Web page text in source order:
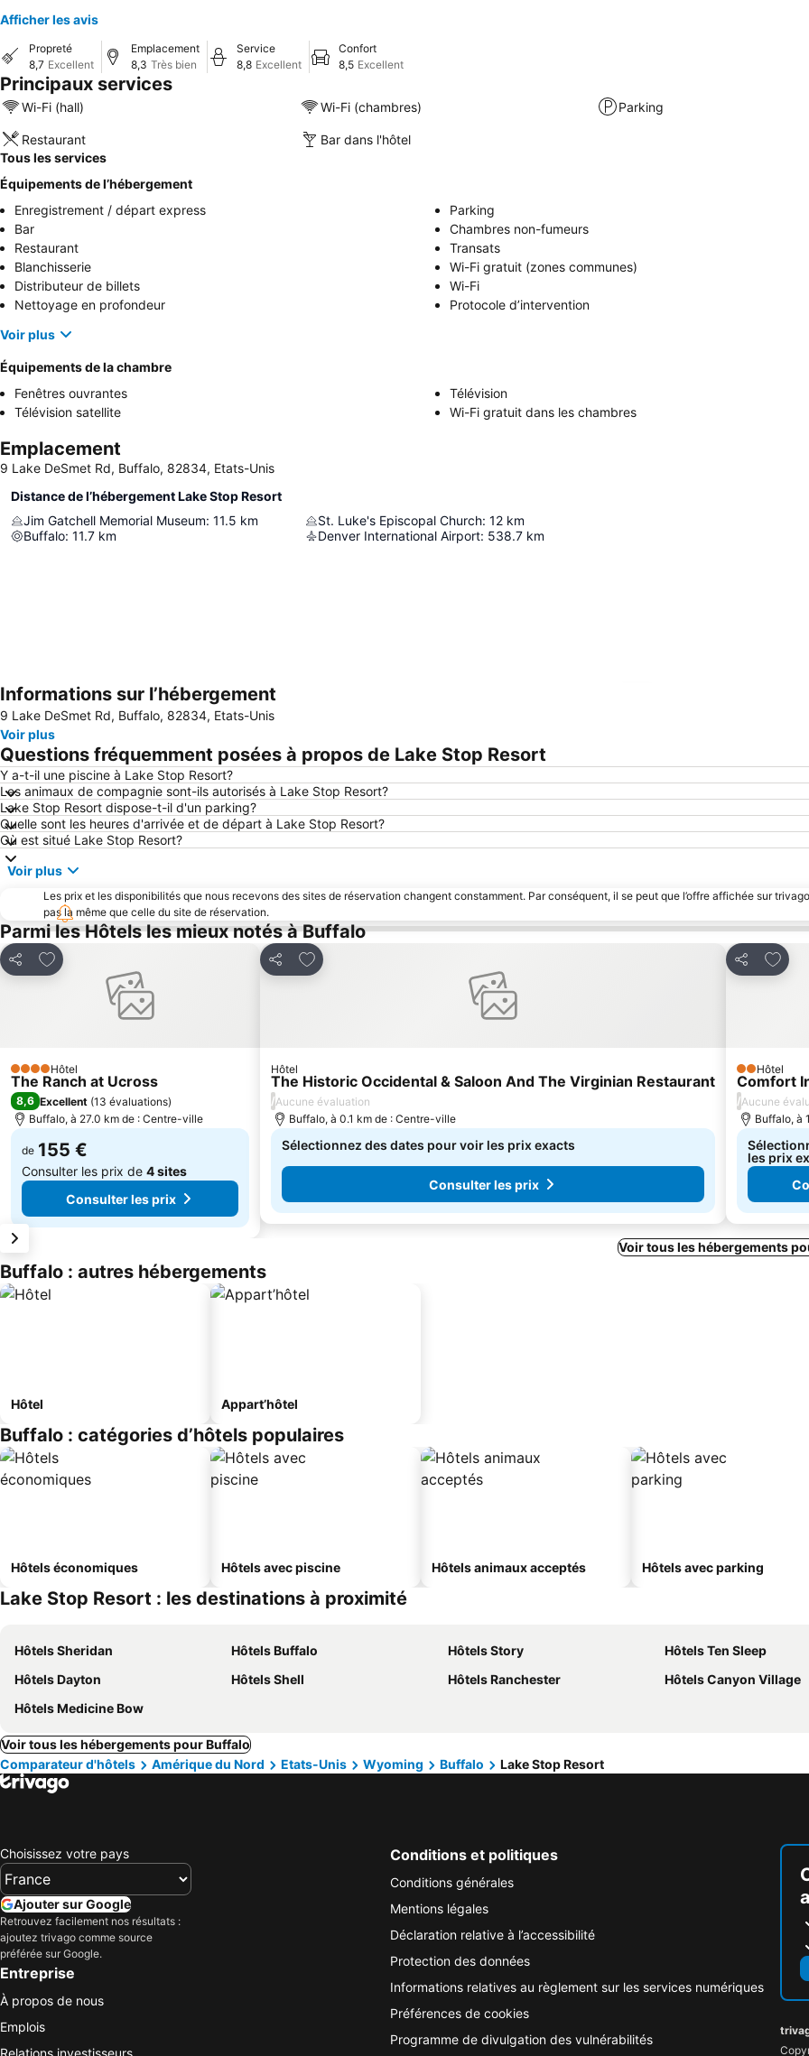
Afficher les avis
Propreté
8,7 Excellent
Emplacement
8,3 Très bien
Service
8,8 Excellent
Confort
8,5 Excellent
Principaux services
Wi-Fi (hall) Wi-Fi (chambres) Parking
Restaurant
Bar dans l'hôtel
Tous les services
Équipements de l’hébergement
Enregistrement / départ express
Parking
Bar
Chambres non-fumeurs
Restaurant
Transats
Blanchisserie
Wi-Fi gratuit (zones communes)
Distributeur de billets
Wi-Fi
Nettoyage en profondeur
Protocole d’intervention
Voir plus
Équipements de la chambre
Fenêtres ouvrantes
Télévision
Télévision satellite
Wi-Fi gratuit dans les chambres
Emplacement
9 Lake DeSmet Rd, Buffalo, 82834, Etats-Unis
Distance de l’hébergement Lake Stop Resort
Jim Gatchell Memorial Museum: 11.5 km
Buffalo: 11.7 km
St. Luke's Episcopal Church: 12 km
Denver International Airport: 538.7 km
Informations sur l’hébergement
9 Lake DeSmet Rd, Buffalo, 82834, Etats-Unis
Voir plus
Questions fréquemment posées à propos de Lake Stop Resort
Y a-t-il une piscine à Lake Stop Resort?
Les animaux de compagnie sont-ils autorisés à Lake Stop Resort?
Lake Stop Resort dispose-t-il d'un parking?
Quelle sont les heures d'arrivée et de départ à Lake Stop Resort?
Où est situé Lake Stop Resort?
Voir plus
Les prix et les disponibilités que nous recevons des sites de réservation changent constamment. Par conséquent, il se peut que l’offre affichée sur
pas la même que celle du site de réservation.
Parmi les Hôtels les mieux notés à Buffalo
Partager
Ajouter à mes favoris
4 ÉtoilesHôtel
The Ranch at Ucross
8,6 Excellent (13 évaluations)
Buffalo, à 27.0 km de : Centre-ville
de 155 €
Consulter les prix de 4 sites
Consulter les prix
Partager
Ajouter à mes favoris
Hôtel
The Historic Occidental & Saloon And The Virginian Restaurant
/Aucune évaluation
Buffalo, à 0.1 km de : Centre-ville
Sélectionnez des dates pour voir les prix exacts
Consulter les prix
Partager
2 Étoiles
Hôtel
Comfort
/Aucune
Buffalo, à
les prix
Voir tous les hébergements
Buffalo : autres hébergements
Hôtel Appart’hôtel
Buffalo : catégories d’hôtels populaires
Hôtels économiques Hôtels avec piscine Hôtels animaux acceptés Hôtels avec parking
Lake Stop Resort : les destinations à proximité
Hôtels Sheridan Hôtels Buffalo Hôtels Story
Hôtels Ten Sleep
Hôtels Dayton
Hôtels Shell Hôtels Ranchester
Hôtels Canyon Village
Hôtels Medicine Bow
Voir tous les hébergements pour Buffalo
Comparateur d'hôtels
Amérique du Nord Etats-Unis Wyoming Buffalo Lake Stop Resort
Choisissez votre pays
Ajouter sur Google
Retrouvez facilement nos résultats :
ajoutez trivago comme source
préférée sur Google.
Entreprise
À propos de nous
Emplois
Relations investisseurs
Conditions et politiques
Conditions générales
Mentions légales
Déclaration relative à l’accessibilité
Protection des données
Informations relatives au règlement sur les services numériques
Préférences de cookies
Programme de divulgation des vulnérabilités